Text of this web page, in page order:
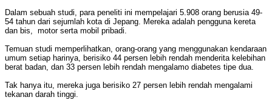
Dalam sebuah studi, para peneliti ini mempelajari 5.908 orang berusia 49-
54 tahun dari sejumlah kota di Jepang. Mereka adalah pengguna kereta
dan bis, motor serta mobil pribadi.
Temuan studi memperlihatkan, orang-orang yang menggunakan kendaraan
umum setiap harinya, berisiko 44 persen lebih rendah menderita kelebihan
berat badan, dan 33 persen lebih rendah mengalamo diabetes tipe dua.
Tak hanya itu, mereka juga berisiko 27 persen lebih rendah mengalami
tekanan darah tinggi.